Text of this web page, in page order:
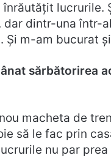
lucrurile.
dar dintr-una într-
Și m-am bucurat
sărbătorirea
macheta de
să le fac prin
nu par